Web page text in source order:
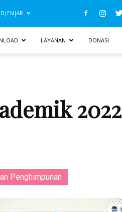
ID|EN|AR
LAYANAN DONASI
2022
Penghimpunan